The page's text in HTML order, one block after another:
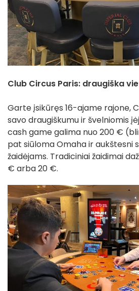
Club Circus Paris: draugiška
Garte įsikūręs 16-ajame rajone,
savo draugiškumu ir švelniomis
cash game galima nuo 200 €
pat siūloma Omaha ir aukštesni
žaidėjams. Tradiciniai žaidimai
€ arba 20 €.